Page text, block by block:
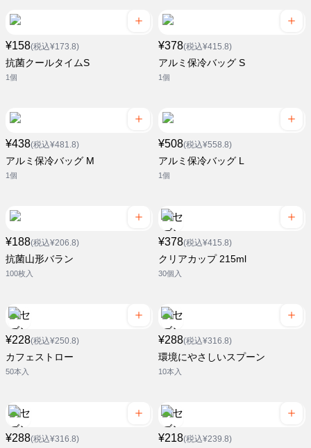
¥158(税込¥173.8)
抗菌クールタイムS
1個
¥378(税込¥415.8)
アルミ保冷バッグ S
1個
¥438(税込¥481.8)
アルミ保冷バッグ M
1個
¥508(税込¥558.8)
アルミ保冷バッグ L
1個
¥188(税込¥206.8)
抗菌山形バラン
100枚入
¥378(税込¥415.8)
クリアカップ 215ml
30個入
¥228(税込¥250.8)
カフェストロー
50本入
¥288(税込¥316.8)
環境にやさしいスプーン
10本入
¥288(税込¥316.8) ¥218(税込¥239.8)